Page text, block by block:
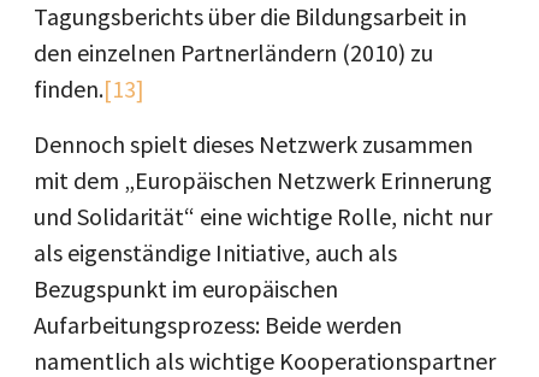
Tagungsberichts über die Bildungsarbeit in
den einzelnen Partnerländern (2010) zu
finden.[13]
Dennoch spielt dieses Netzwerk zusammen
mit dem „Europäischen Netzwerk Erinnerung
und Solidarität“ eine wichtige Rolle, nicht nur
als eigenständige Initiative, auch als
Bezugspunkt im europäischen
Aufarbeitungsprozess: Beide werden
namentlich als wichtige Kooperationspartner